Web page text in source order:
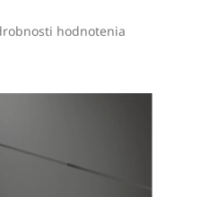
hodnotenia